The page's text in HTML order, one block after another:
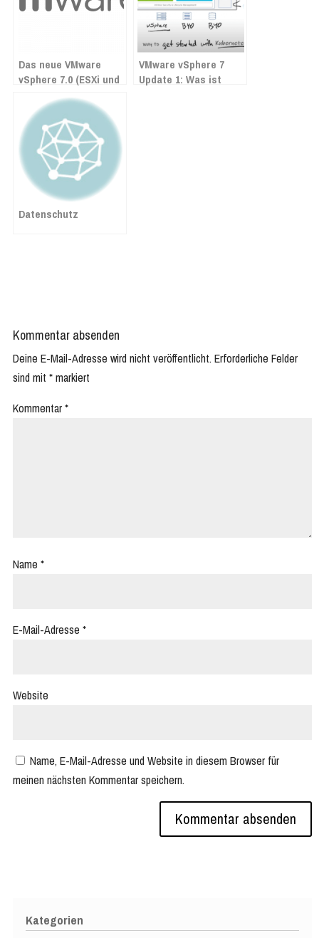
Kategorien
Das neue VMware
vSphere 7.0 (ESXi und
VMware vSphere 7
Update 1: Was ist
Datenschutz
Kommentar absenden
Deine E-Mail-Adresse wird nicht veröffentlicht. Erforderliche Felder
sind mit *markiert
Kommentar*
Name *
E-Mail-Adresse *
Website
Name, E-Mail-Adresse und Website in diesem Browser für
meinen nächsten Kommentar speichern.